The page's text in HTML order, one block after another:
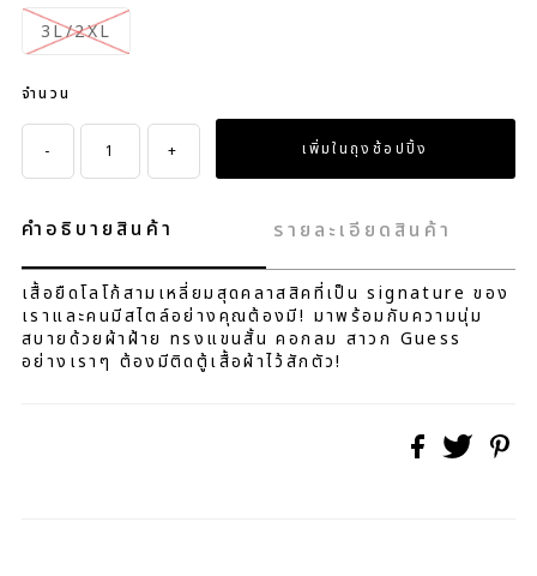
3L/2XL
จำนวน
- +
คำอธิบายสินค้า รายละเอียดสินค้า
เสื้อยืดโลโก้สามเหลี่ยมสุดคลาสสิคที่เป็น signature ของ
เราและคนมีสไตล์อย่างคุณต้องมี! มาพร้อมกับความนุ่ม
สบายด้วยผ้าฝ้าย ทรงแขนสั้น คอกลม สาวก Guess
อย่างเราๆ ต้องมีติดตู้เสื้อผ้าไว้สักตัว!